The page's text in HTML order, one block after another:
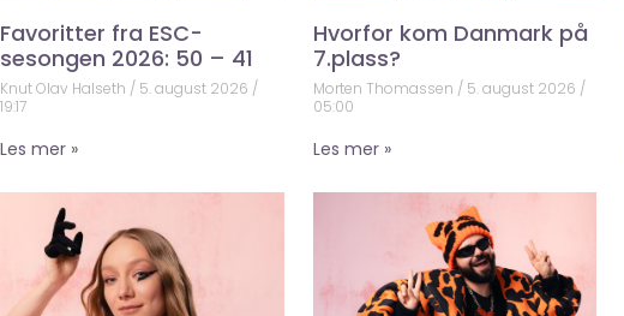
Favoritter fra ESC-
sesongen 2026: 50 – 41
Knut Olav Halseth
5. august 2026
19:17
Les mer »
Hvorfor kom Danmark på
7.plass?
Morten Thomassen 5. august 2026
05:00
Les mer »